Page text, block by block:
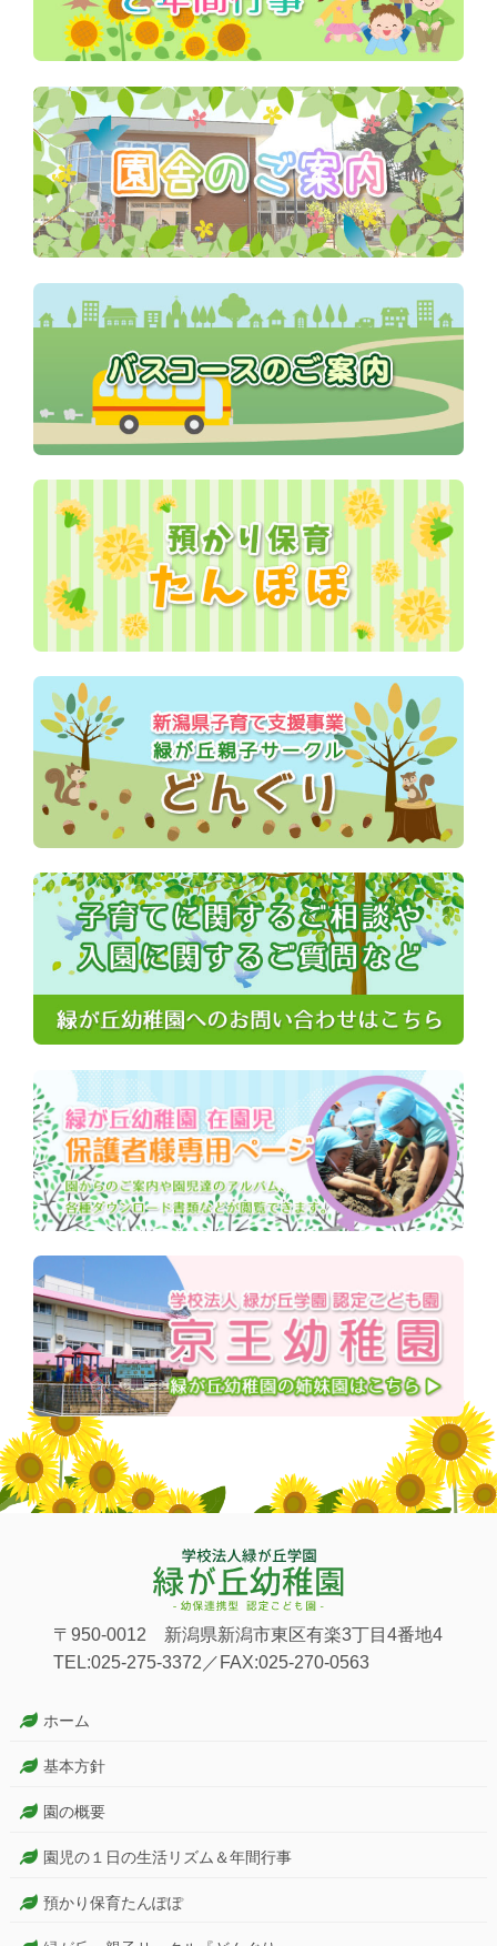
〒950-0012 新潟県新潟市東区有楽3丁目4番地4
TEL:025-275-3372／FAX:025-270-0563
ホーム
基本方針
園の概要
園児の１日の生活リズム＆年間行事
預かり保育たんぽぽ